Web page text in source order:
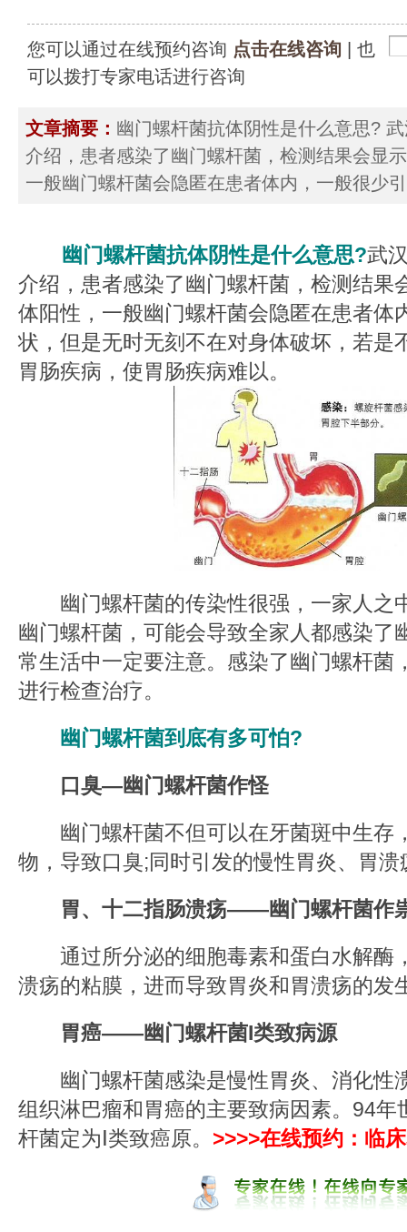
您可以通过在线预约咨询 点击在线咨询 | 也
可以拨打专家电话进行咨询
文章摘要： 幽门螺杆菌抗体阴性是什么意思?
介绍，患者感染了幽门螺杆菌，检测结果会显
一般幽门螺杆菌会隐匿在患者体内，一般很少
幽门螺杆菌抗体阴性是什么意思?武
介绍，患者感染了幽门螺杆菌，检测结果
体阳性，一般幽门螺杆菌会隐匿在患者体
状，但是无时无刻不在对身体破坏，若是
胃肠疾病，使胃肠疾病难以。
幽门螺杆菌的传染性很强，一家人之
幽门螺杆菌，可能会导致全家人都感染了
常生活中一定要注意。感染了幽门螺杆菌
进行检查治疗。
幽门螺杆菌到底有多可怕?
口臭—幽门螺杆菌作怪
幽门螺杆菌不但可以在牙菌斑中生存
物，导致口臭;同时引发的慢性胃炎、胃
胃、十二指肠溃疡——幽门螺杆菌作
通过所分泌的细胞毒素和蛋白水解酶
溃疡的粘膜，进而导致胃炎和胃溃疡的发
胃癌——幽门螺杆菌I类致病源
幽门螺杆菌感染是慢性胃炎、消化性
组织淋巴瘤和胃癌的主要致病因素。94年
杆菌定为Ⅰ类致癌原。 >>>>在线预约：临